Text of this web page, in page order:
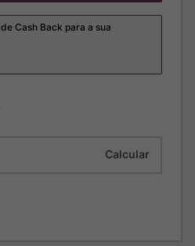
de Cash Back para a sua